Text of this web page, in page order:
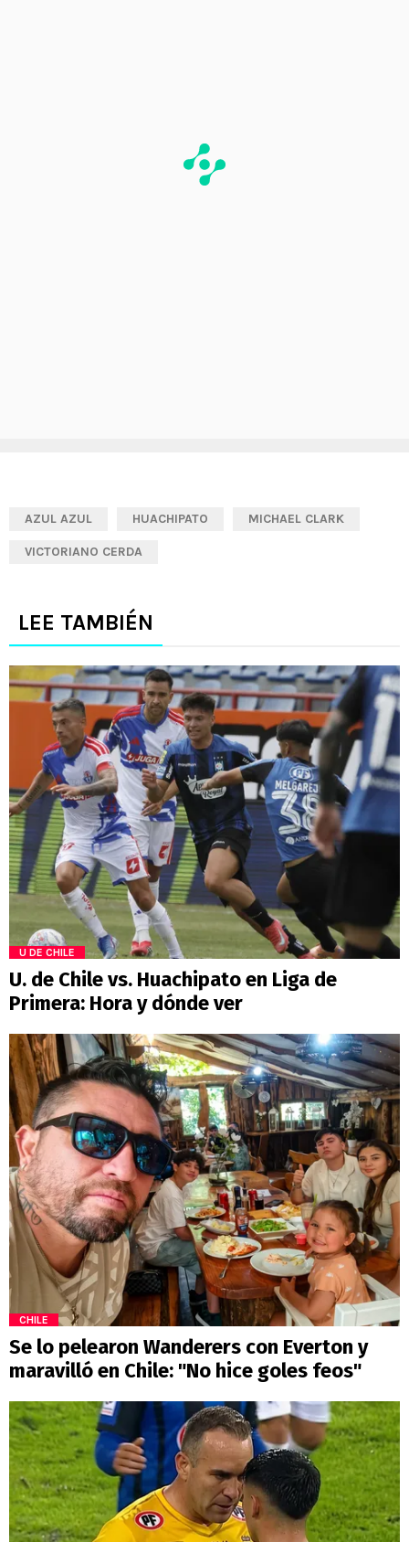
AZUL AZUL HUACHIPATO MICHAEL CLARK
VICTORIANO CERDA
LEE TAMBIÉN
U DE CHILE
U. de Chile vs. Huachipato en Liga de
Primera: Hora y dónde ver
CHILE
Se lo pelearon Wanderers con Everton y
maravilló en Chile: "No hice goles feos"